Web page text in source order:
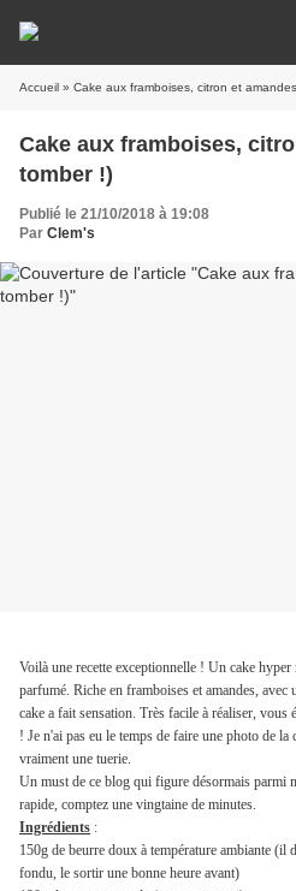
Accueil » Cake aux framboises, citron et
Cake aux framboises,
tomber !)
Publié le 21/10/2018 à 19:08
Par Clem's
Voilà une recette exceptionnelle ! Un cake
parfumé. Riche en framboises et amandes, avec
cake a fait sensation. Très facile à réaliser, vous
! Je n'ai pas eu le temps de faire une photo de
vraiment une tuerie.
Un must de ce blog qui figure désormais parmi
rapide, comptez une vingtaine de minutes.
Ingrédients :
150g de beurre doux à température ambiante (il
fondu, le sortir une bonne heure avant)